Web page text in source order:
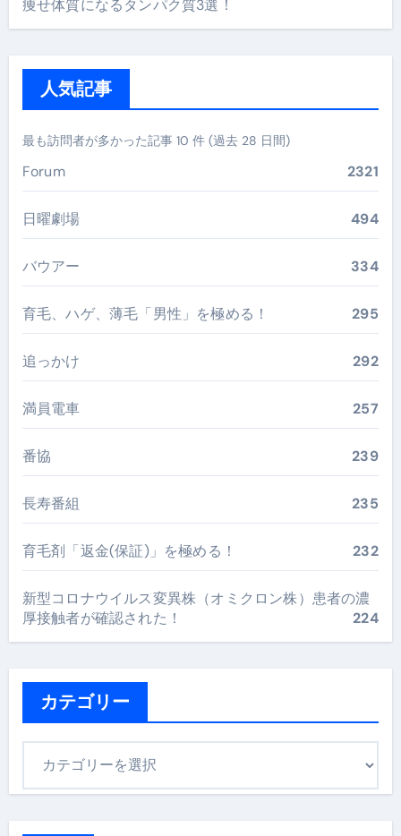
痩せ体質になるタンパク質3選！
人気記事
最も訪問者が多かった記事 10 件 (過去 28 日間)
Forum 2321
日曜劇場 494
バウアー 334
育毛、ハゲ、薄毛「男性」を極める！ 295
追っかけ 292
満員電車 257
番協 239
長寿番組 235
育毛剤「返金(保証)」を極める！ 232
新型コロナウイルス変異株（オミクロン株）患者の濃
厚接触者が確認された！
224
カテゴリー